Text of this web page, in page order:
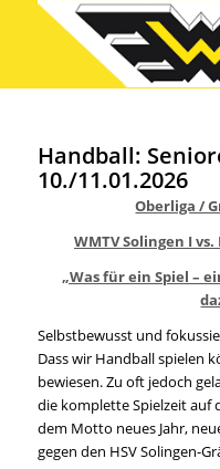
Handball:
10./11.01.2026
Oberliga /
WMTV Solingen I vs.
„Was für ein Spiel –
Selbstbewusst und
Dass wir Handball spielen
bewiesen. Zu oft jedoch
die komplette Spielzeit auf
dem Motto neues Jahr,
gegen den HSV Solingen-